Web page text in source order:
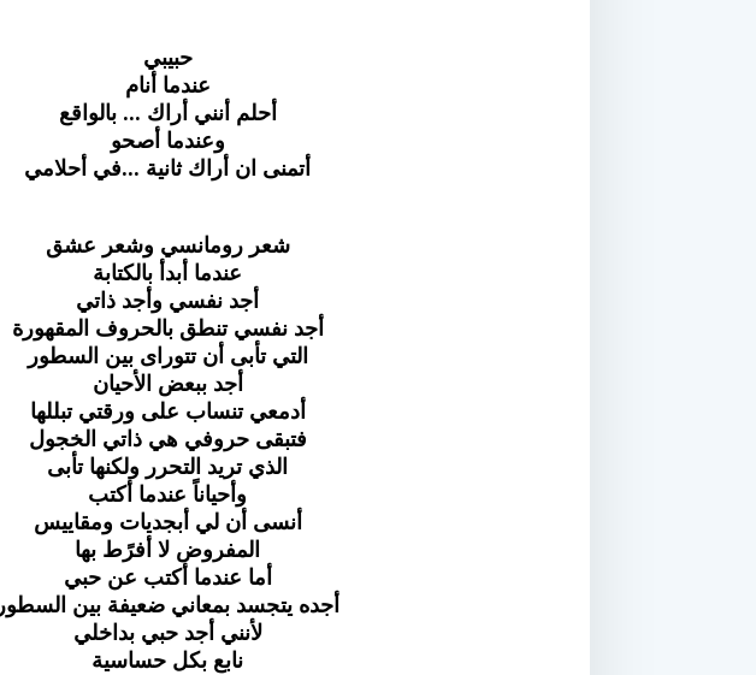
حبيبي
عندما أنام
أحلم أنني أراك ... بالواقع
وعندما أصحو
أتمنى ان أراك ثانية ...في أحلامي
شعر رومانسي وشعر عشق
عندما أبدأ بالكتابة
أجد نفسي وأجد ذاتي
أجد نفسي تنطق بالحروف المقهورة
التي تأبى أن تتوراى بين السطور
أجد ببعض الأحيان
أدمعي تنساب على ورقتي تبللها
فتبقى حروفي هي ذاتي الخجول
الذي تريد التحرر ولكنها تأبى
وأحياناً عندما أكتب
أنسى أن لي أبجديات ومقاييس
المفروض لا أفرًط بها
أما عندما أكتب عن حبي
أجده يتجسد بمعاني ضعيفة بين السطور
لأنني أجد حبي بداخلي
نابع بكل حساسية